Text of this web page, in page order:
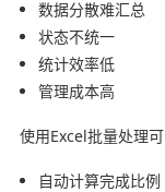
数据分散难汇总
状态不统一
统计效率低
管理成本高
使用Excel批量处理可
自动计算完成比例